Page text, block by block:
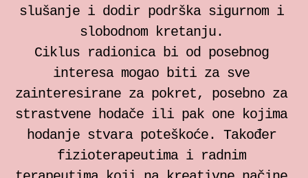
slušanje i dodir podrška sigurnom i
slobodnom kretanju.
Ciklus radionica bi od posebnog
interesa mogao biti za sve
zainteresirane za pokret, posebno za
strastvene hodače ili pak one kojima
hodanje stvara poteškoće. Također
fizioterapeutima i radnim